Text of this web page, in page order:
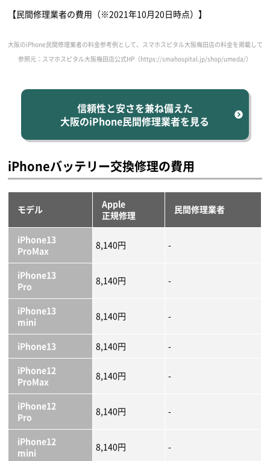
【民間修理業者の費用（※2021年10月20日時点）】
大阪のiPhone民間修理業者の料金参考例として、スマホスピタル大阪梅田店の料金を掲載して
参照元：スマホスピタル大阪梅田店公式HP（https://smahospital.jp/shop/umeda/）
信頼性と安さを兼ね備えた
大阪のiPhone民間修理業者を見る
iPhoneバッテリー交換修理の費用
モデル
Apple
正規修理
民間修理業者
iPhone13
ProMax
8,140円 -
iPhone13
Pro
8,140円 -
iPhone13
mini
8,140円 -
iPhone13 8,140円
-
iPhone12
ProMax
8,140円 -
iPhone12
Pro
8,140円 -
iPhone12
mini
8,140円 -